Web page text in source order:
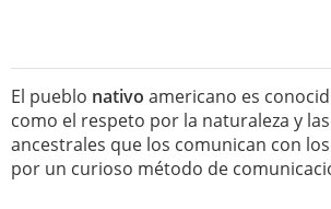
El pueblo nativo americano es
como el respeto por la naturaleza y
ancestrales que los comunican con
por un curioso método de